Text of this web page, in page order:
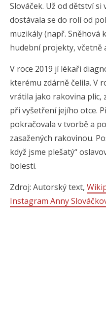
Slováček. Už od dětství
dostávala se do rolí od
muzikály (např. Sněhová
hudební projekty, včetně
V roce 2019 jí lékaři
kterému zdárně čelila. V
vrátila jako rakovina plic,
při vyšetření jejího otce.
pokračovala v tvorbě a
zasažených rakovinou.
když jsme plešatý“
bolesti.
Zdroj: Autorský text,
Instagram Anny